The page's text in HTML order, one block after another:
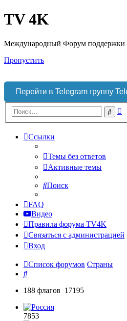
TV 4K
Международный Форум
Пропустить
Перейти в Telegram группу
Поиск
Ссылки
Темы без ответов
Активные темы
Поиск
FAQ
Видео
Правила форума TV4K
Связаться с администрацией
Вход
Список форумов Страны
Поиск
188 флагов 17195
7853